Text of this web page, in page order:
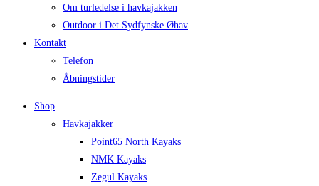
Om turledelse i havkajakken
Outdoor i Det Sydfynske Øhav
Kontakt
Telefon
Åbningstider
Shop
Havkajakker
Point65 North Kayaks
NMK Kayaks
Zegul Kayaks